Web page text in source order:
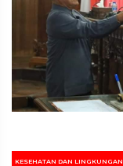
KESEHATAN DAN LINGKUNGAN